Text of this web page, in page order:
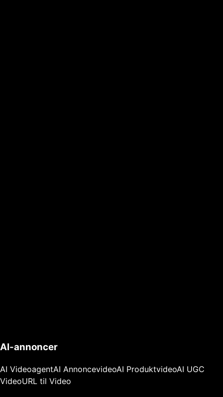
AI-annoncer
AI VideoagentAI AnnoncevideoAI ProduktvideoAI UGC
VideoURL til Video